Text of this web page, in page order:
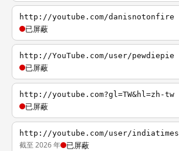
http://youtube.com/danisnotonfire
已屏蔽
http://YouTube.com/user/pewdiepie
已屏蔽
http://youtube.com?gl=TW&hl=zh-tw
已屏蔽
http://youtube.com/user/indiatimes
截至 2026 年 已屏蔽